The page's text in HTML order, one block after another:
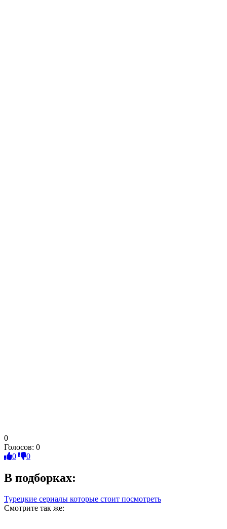
0
Голосов: 0
0
0
В подборках:
Турецкие сериалы которые стоит посмотреть
Смотрите так же: